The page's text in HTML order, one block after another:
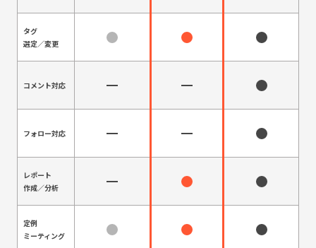
タグ
選定／変更
コメント対応
フォロー対応
レポート
作成／分析
定例
ミーティング